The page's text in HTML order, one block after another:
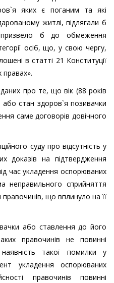
яких є поганим та які
житлі, підлягали б
б до обмеження
осіб, що, у свою чергу,
в статті 21 Конституції
правах».
про те, що вік (88 років
стан здоров`я позивачки
саме договорів довічного
суду про відсутність у
доказів на підтвердження
час укладення оспорюваних
неправильного сприйняття
що вплинуло на її
або ставлення до його
правочинів не повинні
такої помилки у
укладення оспорюваних
правочинів повинні